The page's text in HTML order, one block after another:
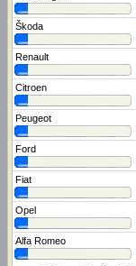
Škoda
Renault
Citroen
Peugeot
Ford
Fiat
Opel
Alfa Romeo